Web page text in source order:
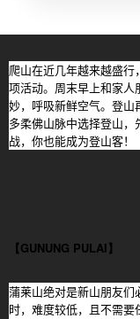
爬山在近几年越来越盛
项活动。周末早上和家人
妙，呼吸新鲜空气。登山
多柔佛山脉中选择登山
战，你也能成为登山客！
【GUNUNG PULAI】
蒲莱山绝对是新山朋友们
时，难度较低，且不需